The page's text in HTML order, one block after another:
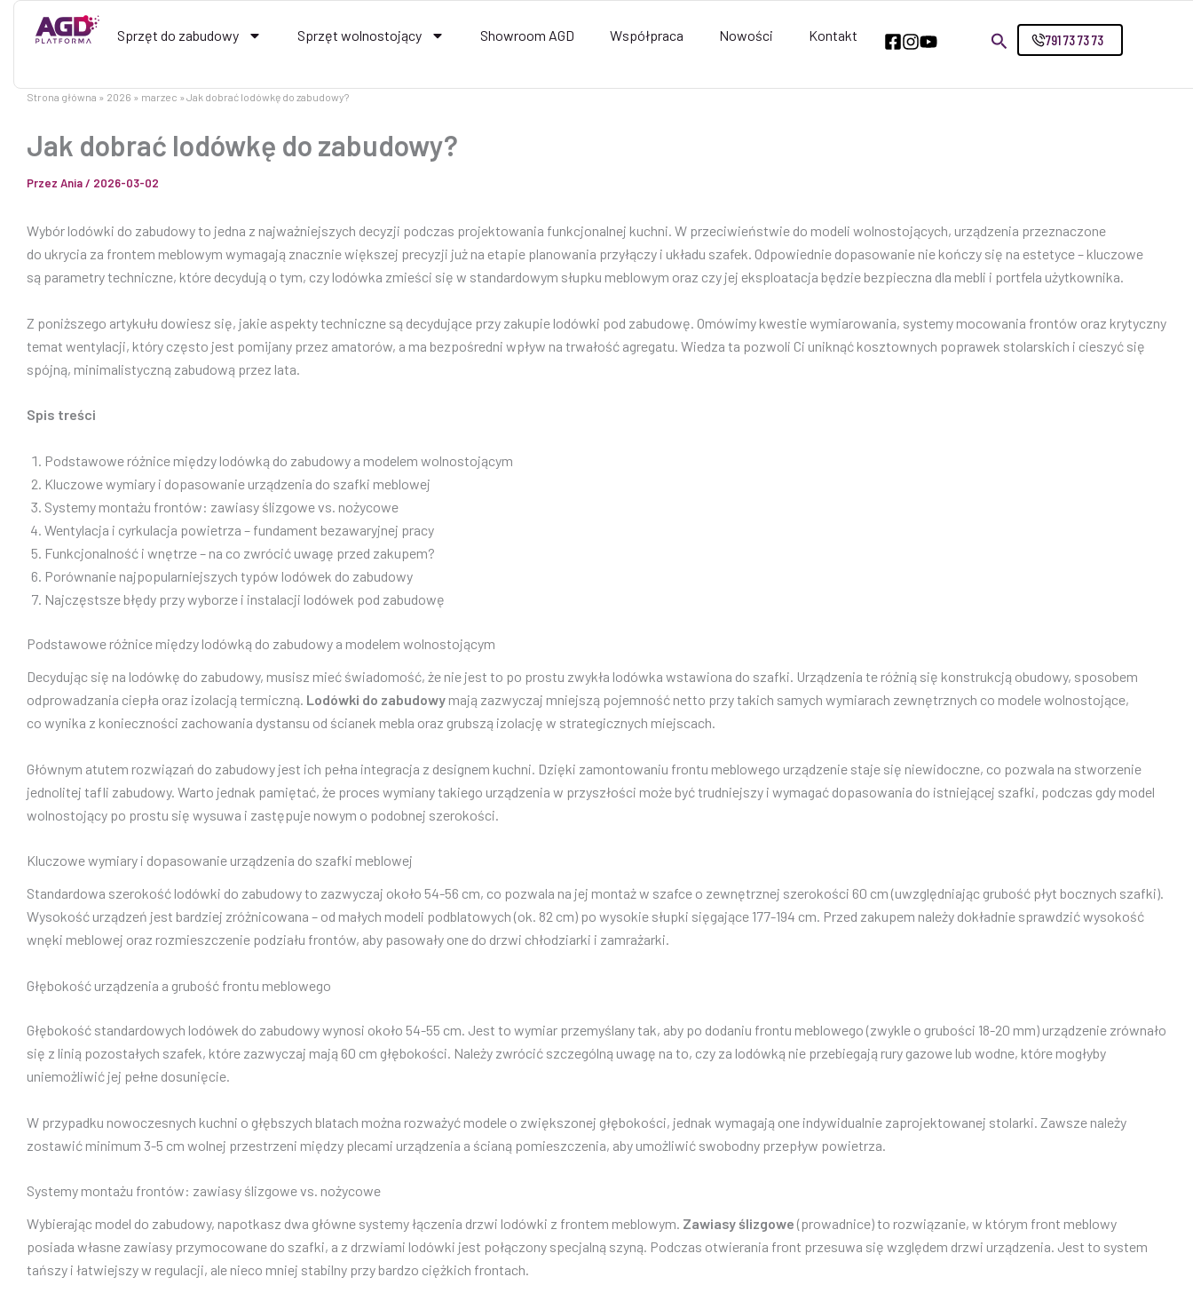
Przejdź
791 73 73 73
Sprzęt do zabudowy Sprzęt wolnostojący Showroom AGD Współpraca Nowości Kontakt
Strona główna 2026 marzec Jak dobrać lodówkę do zabudowy?
Jak dobrać lodówkę do zabudowy?
Przez Ania/ 2026-03-02
Wybór lodówki do zabudowy to jedna z najważniejszych decyzji podczas projektowania funkcjonalnej kuchni. W przeciwieństwie do modeli wolnostojących, urządzenia przeznaczone
do ukrycia za frontem meblowym wymagają znacznie większej precyzji już na etapie planowania przyłączy i układu szafek. Odpowiednie dopasowanie nie kończy się na estetyce – kluczowe
są parametry techniczne, które decydują o tym, czy lodówka zmieści się w standardowym słupku meblowym oraz czy jej eksploatacja będzie bezpieczna dla mebli i portfela użytkownika.
Z poniższego artykułu dowiesz się, jakie aspekty techniczne są decydujące przy zakupie lodówki pod zabudowę. Omówimy kwestie wymiarowania, systemy mocowania frontów oraz krytyczny
temat wentylacji, który często jest pomijany przez amatorów, a ma bezpośredni wpływ na trwałość agregatu. Wiedza ta pozwoli Ci uniknąć kosztownych poprawek stolarskich i cieszyć się
spójną, minimalistyczną zabudową przez lata.
Spis treści
Podstawowe różnice między lodówką do zabudowy a modelem wolnostojącym
Kluczowe wymiary i dopasowanie urządzenia do szafki meblowej
Systemy montażu frontów: zawiasy ślizgowe vs. nożycowe
Wentylacja i cyrkulacja powietrza – fundament bezawaryjnej pracy
Funkcjonalność i wnętrze – na co zwrócić uwagę przed zakupem?
Porównanie najpopularniejszych typów lodówek do zabudowy
Najczęstsze błędy przy wyborze i instalacji lodówek pod zabudowę
Podstawowe różnice między lodówką do zabudowy a modelem wolnostojącym
Decydując się na lodówkę do zabudowy, musisz mieć świadomość, że nie jest to po prostu zwykła lodówka wstawiona do szafki. Urządzenia te różnią się konstrukcją obudowy, sposobem
odprowadzania ciepła oraz izolacją termiczną. Lodówki do zabudowy mają zazwyczaj mniejszą pojemność netto przy takich samych wymiarach zewnętrznych co modele wolnostojące,
co wynika z konieczności zachowania dystansu od ścianek mebla oraz grubszą izolację w strategicznych miejscach.
Głównym atutem rozwiązań do zabudowy jest ich pełna integracja z designem kuchni. Dzięki zamontowaniu frontu meblowego urządzenie staje się niewidoczne, co pozwala na stworzenie
jednolitej tafli zabudowy. Warto jednak pamiętać, że proces wymiany takiego urządzenia w przyszłości może być trudniejszy i wymagać dopasowania do istniejącej szafki, podczas gdy model
wolnostojący po prostu się wysuwa i zastępuje nowym o podobnej szerokości.
Kluczowe wymiary i dopasowanie urządzenia do szafki meblowej
Standardowa szerokość lodówki do zabudowy to zazwyczaj około 54-56 cm, co pozwala na jej montaż w szafce o zewnętrznej szerokości 60 cm (uwzględniając grubość płyt bocznych szafki).
Wysokość urządzeń jest bardziej zróżnicowana – od małych modeli podblatowych (ok. 82 cm) po wysokie słupki sięgające 177-194 cm. Przed zakupem należy dokładnie sprawdzić wysokość
wnęki meblowej oraz rozmieszczenie podziału frontów, aby pasowały one do drzwi chłodziarki i zamrażarki.
Głębokość urządzenia a grubość frontu meblowego
Głębokość standardowych lodówek do zabudowy wynosi około 54-55 cm. Jest to wymiar przemyślany tak, aby po dodaniu frontu meblowego (zwykle o grubości 18-20 mm) urządzenie zrównało
się z linią pozostałych szafek, które zazwyczaj mają 60 cm głębokości. Należy zwrócić szczególną uwagę na to, czy za lodówką nie przebiegają rury gazowe lub wodne, które mogłyby
uniemożliwić jej pełne dosunięcie.
W przypadku nowoczesnych kuchni o głębszych blatach można rozważyć modele o zwiększonej głębokości, jednak wymagają one indywidualnie zaprojektowanej stolarki. Zawsze należy
zostawić minimum 3-5 cm wolnej przestrzeni między plecami urządzenia a ścianą pomieszczenia, aby umożliwić swobodny przepływ powietrza.
Systemy montażu frontów: zawiasy ślizgowe vs. nożycowe
Wybierając model do zabudowy, napotkasz dwa główne systemy łączenia drzwi lodówki z frontem meblowym. Zawiasy ślizgowe (prowadnice) to rozwiązanie, w którym front meblowy
posiada własne zawiasy przymocowane do szafki, a z drzwiami lodówki jest połączony specjalną szyną. Podczas otwierania front przesuwa się względem drzwi urządzenia. Jest to system
tańszy i łatwiejszy w regulacji, ale nieco mniej stabilny przy bardzo ciężkich frontach.